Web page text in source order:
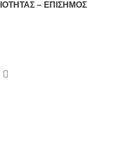
– ΕΠΙΣΗΜΟΣ